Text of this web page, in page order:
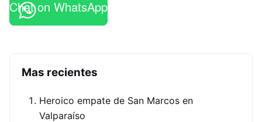
Chat on WhatsApp
Mas recientes
Heroico empate de San Marcos en
Valparaíso